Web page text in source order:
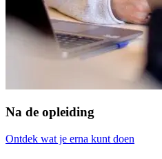
Na de opleiding
Ontdek wat je erna kunt doen